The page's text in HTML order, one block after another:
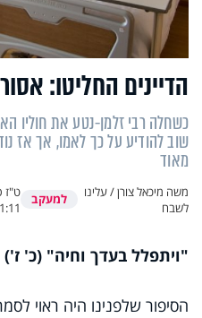
הדיינים החליטו:
כשחלה רבי זלמן-נטע את חוליו
שוב להודיע על כך לאמו, אך אז
מאוד
משה מיכאל צורן / עלינו
לשבח
למעקב ט"ז
"ויתפלל בעדך וחיה" (כ' ז')
הסיפור שלפנינו היה ראוי